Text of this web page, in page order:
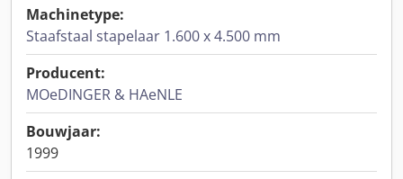
Machinetype:
Staafstaal stapelaar 1.600 x 4.500 mm
Producent:
MOeDINGER & HAeNLE
Bouwjaar:
1999